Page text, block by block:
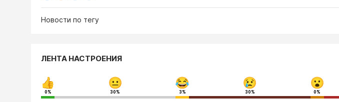
Новости по тегу
ЛЕНТА НАСТРОЕНИЯ
0% 30% 3% 30% 0%